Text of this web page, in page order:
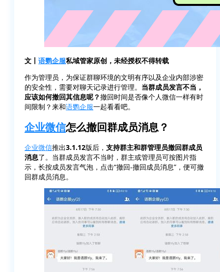
文丨 语鹦企服私域管家原创，未经授权不得转载
作为管理员，为保证群聊环境的文明有序以及企业内部涉密
的安全性，需要对聊天记录进行管理。 当群成员发言不当，
应该如何撤回其信息呢？撤回时间是否像个人微信一样有时
间限制？来和语鹦企服一起看看吧。
企业微信怎么撤回群成员消息？
企业微信推出3.1.12版后， 支持群主和群管理员撤回群成员
消息了。当群成员发言不当时，群主或管理员可按图片指
示，长按成员发言气泡，点击“撤回-撤回成员消息”，便可撤
回群成员消息。